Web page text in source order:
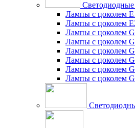
Лампы с цоколем
Лампы с цоколем
Лампы с цоколем
Лампы с цоколем
Лампы с цоколем
Лампы с цоколем
Лампы с цоколем
Лампы с цоколем